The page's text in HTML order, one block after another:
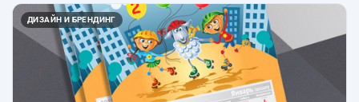
ДИЗАЙН И БРЕНДИНГ